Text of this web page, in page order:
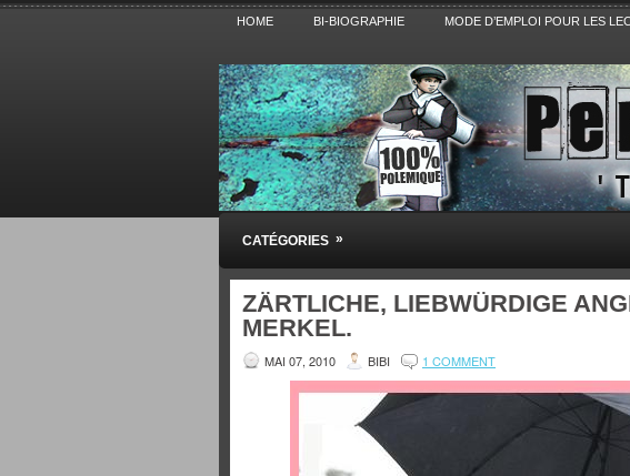
HOME BI-BIOGRAPHIE MODE D’EMPLOI POUR LES
Pensez BiBi
Blog polémique sur l'Actualité, la Culture, la Politique, le
CATÉGORIES »
ZÄRTLICHE, LIEBWÜRDIGE
MERKEL.
MAI 07, 2010 BIBI 1 COMMENT